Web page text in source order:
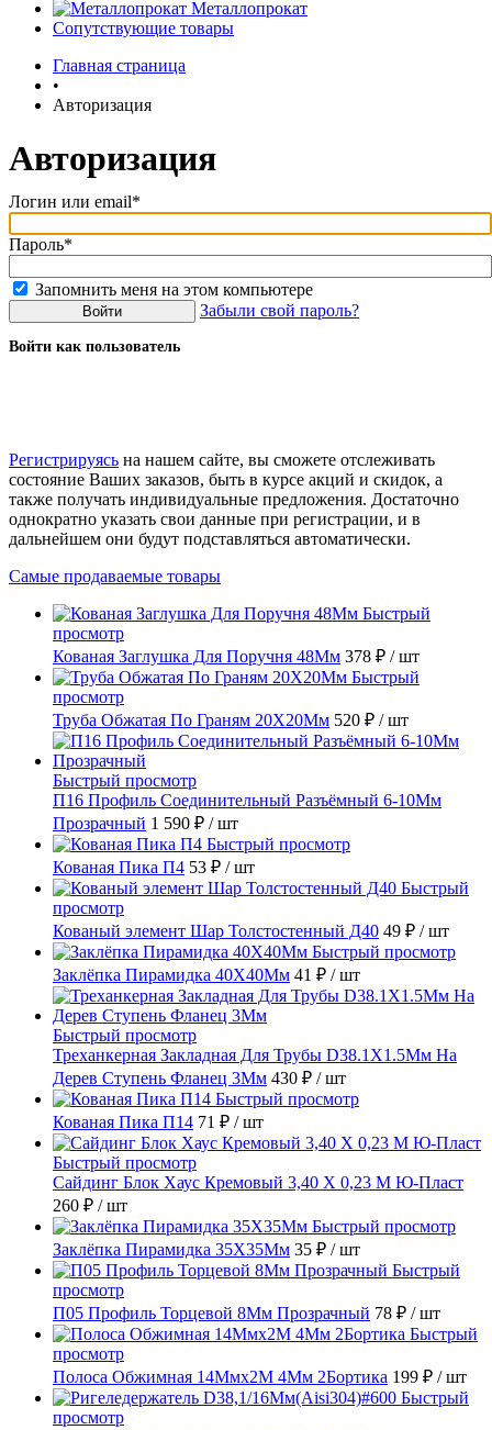
Металлопрокат
Сопутствующие товары
Главная страница
•
Авторизация
Авторизация
Логин или email*
Пароль*
Запомнить меня на этом компьютере
Забыли свой пароль?
Войти как пользователь
Регистрируясь на нашем сайте, вы сможете отслеживать
состояние Ваших заказов, быть в курсе акций и скидок, а
также получать индивидуальные предложения. Достаточно
однократно указать свои данные при регистрации, и в
дальнейшем они будут подставляться автоматически.
Самые продаваемые товары
Быстрый
просмотр
Кованая Заглушка Для Поручня 48Мм 378 ₽ / шт
Быстрый
просмотр
Труба Обжатая По Граням 20X20Мм 520 ₽ / шт
Быстрый просмотр
П16 Профиль Соединительный Разъёмный 6-10Мм
Прозрачный 1 590 ₽ / шт
Быстрый просмотр
Кованая Пика П4 53 ₽ / шт
Быстрый
просмотр
Кованый элемент Шар Толстостенный Д40 49 ₽ / шт
Быстрый просмотр
Заклёпка Пирамидка 40X40Мм 41 ₽ / шт
Быстрый просмотр
Треханкерная Закладная Для Трубы D38.1Х1.5Мм На
Дерев Ступень Фланец 3Мм 430 ₽ / шт
Быстрый просмотр
Кованая Пика П14 71 ₽ / шт
Быстрый просмотр
Сайдинг Блок Хаус Кремовый 3,40 Х 0,23 М Ю-Пласт
260 ₽ / шт
Быстрый просмотр
Заклёпка Пирамидка 35X35Мм 35 ₽ / шт
Быстрый
просмотр
П05 Профиль Торцевой 8Мм Прозрачный 78 ₽ / шт
Быстрый
просмотр
Полоса Обжимная 14Ммх2М 4Мм 2Бортика 199 ₽ / шт
Быстрый
просмотр